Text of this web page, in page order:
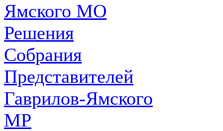
Ямского МО
Решения
Собрания
Представителей
Гаврилов-Ямского
МР